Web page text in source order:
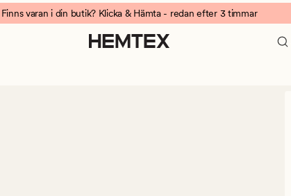
Finns varan i din butik? Klicka & Hämta - redan efter 3 timmar